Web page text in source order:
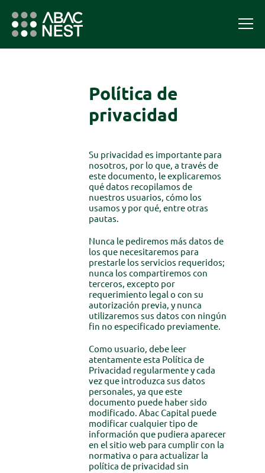
Política de
privacidad
Su privacidad es importante para
nosotros, por lo que, a través de
este documento, le explicaremos
qué datos recopilamos de
nuestros usuarios, cómo los
usamos y por qué, entre otras
pautas.
Nunca le pediremos más datos de
los que necesitaremos para
prestarle los servicios requeridos;
nunca los compartiremos con
terceros, excepto por
requerimiento legal o con su
autorización previa, y nunca
utilizaremos sus datos con ningún
fin no especificado previamente.
Como usuario, debe leer
atentamente esta Política de
Privacidad regularmente y cada
vez que introduzca sus datos
personales, ya que este
documento puede haber sido
modificado. Abac Capital puede
modificar cualquier tipo de
información que pudiera aparecer
en el sitio web para cumplir con la
normativa o para actualizar la
política de privacidad sin